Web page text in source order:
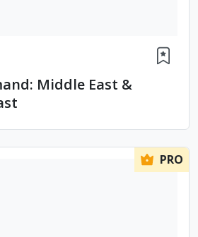
Middle East &
PRO